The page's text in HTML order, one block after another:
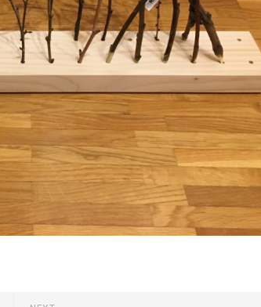
Hollunder
Kastanie
Kiefer
Lärche
Linde
Mammutbaum
Nuss
Pappel
Platane
Admin